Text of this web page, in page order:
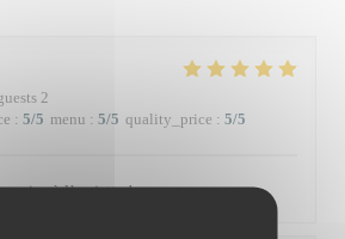
2
: 5/5 menu : 5/5 quality_price : 5/5
à l’assiette !